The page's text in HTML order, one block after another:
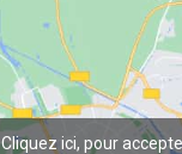
Cliquez ici, pour